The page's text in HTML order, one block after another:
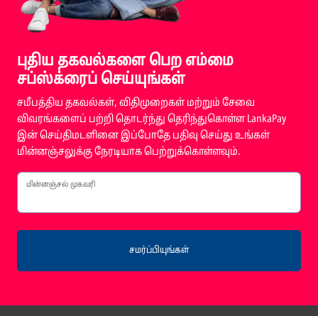
புதிய தகவல்களை பெற எம்மை
சப்ஸ்க்ரைப் செய்யுங்கள்
சமீபத்திய தகவல்கள், விதிமுறைகள் மற்றும் சேவை
விவரங்களைப் பற்றி தொடர்ந்து தெரிந்துகொள்ள LankaPay
இன் செய்திமடளினை இப்போதே பதிவு செய்து உங்கள்
மின்னஞ்சலுக்கு நேரடியாக பெற்றுக்கொள்ளவும்.
மின்னஞ்சல் முகவரி
சமர்ப்பியுங்கள்